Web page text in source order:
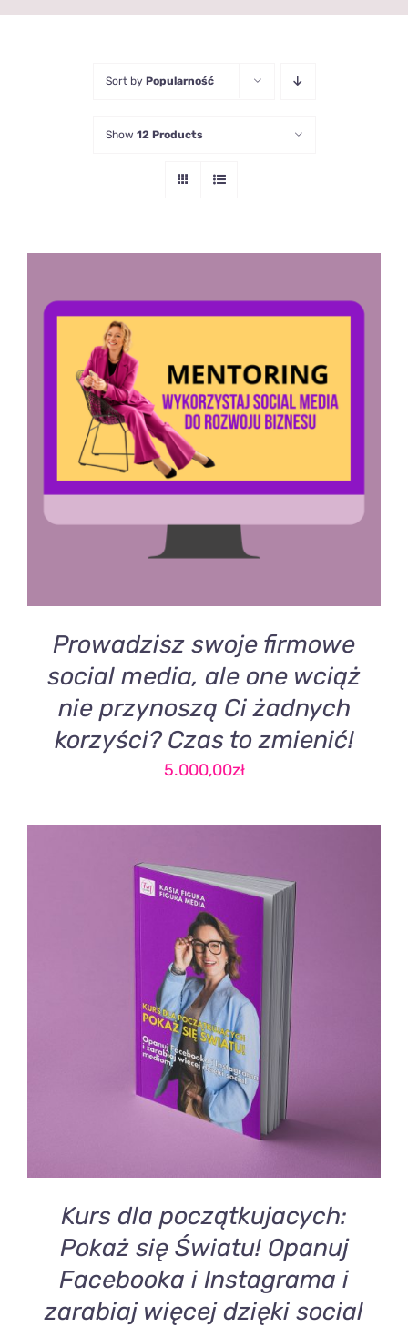
Sort by Popularność
Show 12 Products
DODAJ DO KOSZYKA
/
SZCZEGÓŁY
Prowadzisz swoje firmowe
social media, ale one wciąż
nie przynoszą Ci żadnych
korzyści? Czas to zmienić!
5.000,00zł
DODAJ DO KOSZYKA
Kurs dla początkujacych:
Pokaż się Światu! Opanuj
Facebooka i Instagrama i
zarabiaj więcej dzięki social